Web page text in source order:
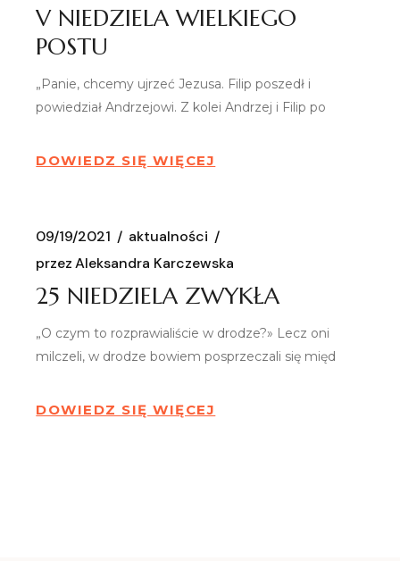
V NIEDZIELA WIELKIEGO
POSTU
„Panie, chcemy ujrzeć Jezusa. Filip poszedł i
powiedział Andrzejowi. Z kolei Andrzej i Filip po
DOWIEDZ SIĘ WIĘCEJ
09/19/2021
aktualności
przez Aleksandra Karczewska
25 NIEDZIELA ZWYKŁA
„O czym to rozprawialiście w drodze?» Lecz oni
milczeli, w drodze bowiem posprzeczali się międ
DOWIEDZ SIĘ WIĘCEJ